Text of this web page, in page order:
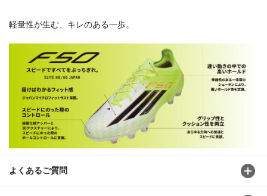
軽量性が生む、キレのある一歩。
よくあるご質問